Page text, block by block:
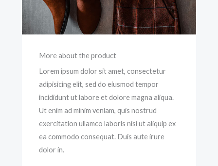
More about the product
Lorem ipsum dolor sit amet, consectetur
adipisicing elit, sed do eiusmod tempor
incididunt ut labore et dolore magna aliqua.
Ut enim ad minim veniam, quis nostrud
exercitation ullamco laboris nisi ut aliquip ex
ea commodo consequat. Duis aute irure
dolor in.